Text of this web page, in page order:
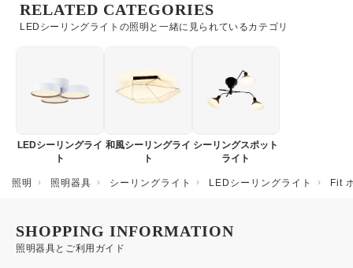
LEDシーリングライトの照明と一緒に見られているカテゴリ
RELATED CATEGORIES
LEDシーリングライ
ト
和風シーリングライ
ト
シーリングスポット
ライト
照明 照明器具 シーリングライト LEDシーリングライト Fit
照明器具とご利用ガイド
SHOPPING INFORMATION